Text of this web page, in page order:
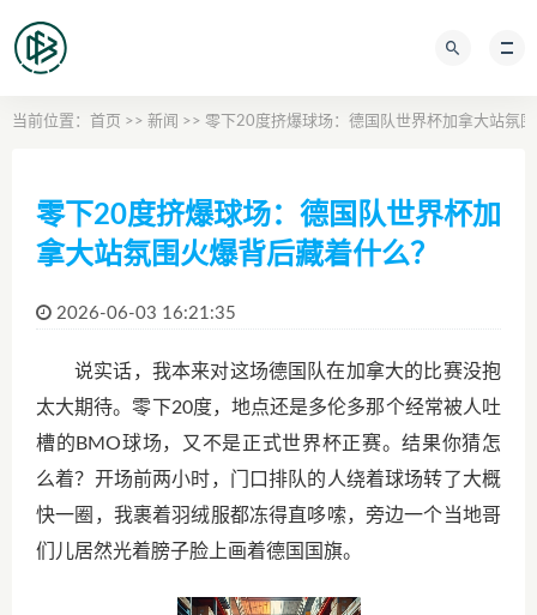
当前位置： 首页 >> 新闻 >> 零下20度挤爆球场：德国队世界杯加拿大站氛
零下20度挤爆球场：德国队世界杯加
拿大站氛围火爆背后藏着什么？
2026-06-03 16:21:35
说实话，我本来对这场德国队在加拿大的比赛没抱
太大期待。零下20度，地点还是多伦多那个经常被人吐
槽的BMO球场，又不是正式世界杯正赛。结果你猜怎
么着？开场前两小时，门口排队的人绕着球场转了大概
快一圈，我裹着羽绒服都冻得直哆嗦，旁边一个当地哥
们儿居然光着膀子脸上画着德国国旗。